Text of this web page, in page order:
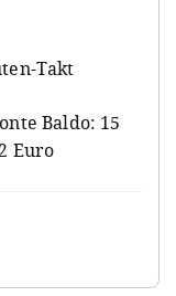
Takt
Baldo: 15
Euro